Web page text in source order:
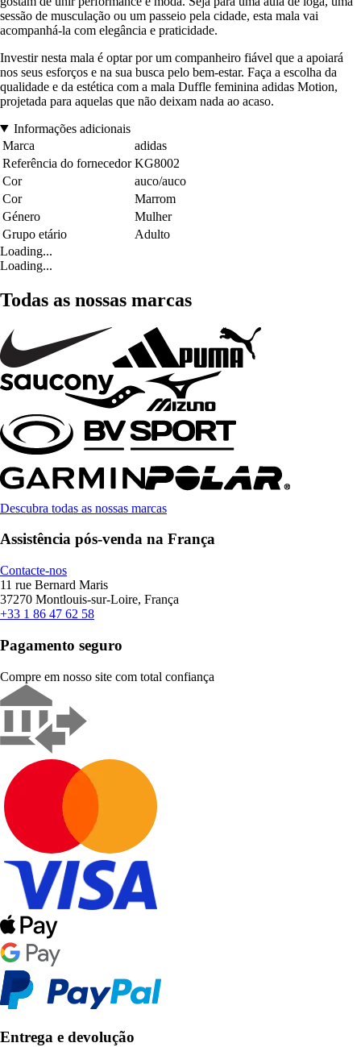
sessão de musculação ou um passeio pela cidade, esta mala vai
acompanhá-la com elegância e praticidade.
Investir nesta mala é optar por um companheiro fiável que a apoiará
nos seus esforços e na sua busca pelo bem-estar. Faça a escolha da
qualidade e da estética com a mala Duffle feminina adidas Motion,
projetada para aquelas que não deixam nada ao acaso.
Informações adicionais
Marca
adidas
Referência do fornecedor KG8002
Cor
auco/auco
Cor
Marrom
Género
Mulher
Grupo etário
Adulto
Loading...
Loading...
Todas as nossas marcas
Descubra todas as nossas marcas
Assistência pós-venda na França
Contacte-nos
11 rue Bernard Maris
37270 Montlouis-sur-Loire, França
+33 1 86 47 62 58
Pagamento seguro
Compre em nosso site com total confiança
Entrega e devolução